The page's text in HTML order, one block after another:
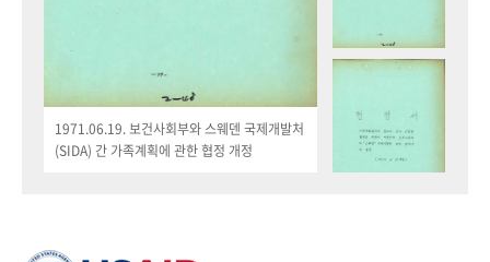
1971.06.19. 보건사회부와 스웨덴 국제개발처
(SIDA) 간 가족계획에 관한 협정 개정